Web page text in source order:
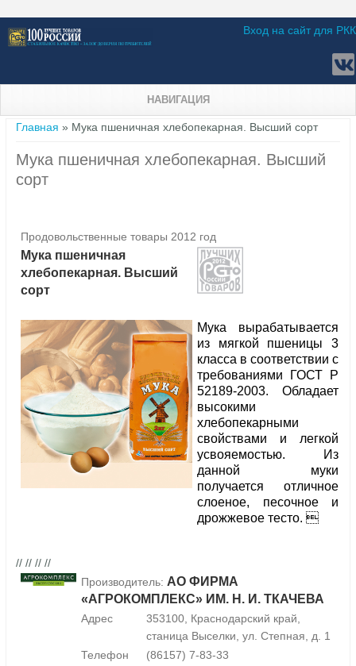
Вход на сайт для РКК
НАВИГАЦИЯ
Вы здесь
Главная » Мука пшеничная хлебопекарная. Высший сорт
Мука пшеничная хлебопекарная. Высший
сорт
Продовольственные товары 2012 год
Мука пшеничная
хлебопекарная. Высший
сорт
Мука вырабатывается
из мягкой пшеницы 3
класса в соответствии с
требованиями ГОСТ Р
52189-2003. Обладает
высокими
хлебопекарными
свойствами и легкой
усвояемостью. Из
данной муки
получается отличное
слоеное, песочное и
дрожжевое тесто. 
// // // //
Производитель: АО ФИРМА
«АГРОКОМПЛЕКС» ИМ. Н. И. ТКАЧЕВА
Адрес
353100, Краснодарский край,
станица Выселки, ул. Степная, д. 1
Телефон
(86157) 7-83-33